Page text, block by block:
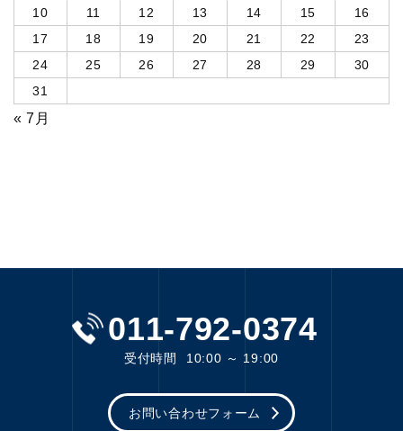
10
11 12 13 14 15
16
17
18 19 20 21 22
23
24
25 26 27 28 29
30
31
« 7月
011-792-0374
受付時間 10:00 ～ 19:00
お問い合わせフォーム